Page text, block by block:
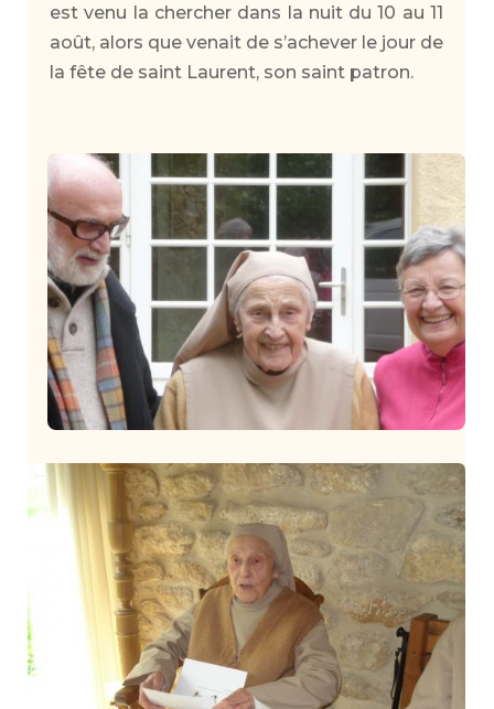
est venu la chercher dans la nuit du 10 au 11
août, alors que venait de s’achever le jour de
la fête de saint Laurent, son saint patron.